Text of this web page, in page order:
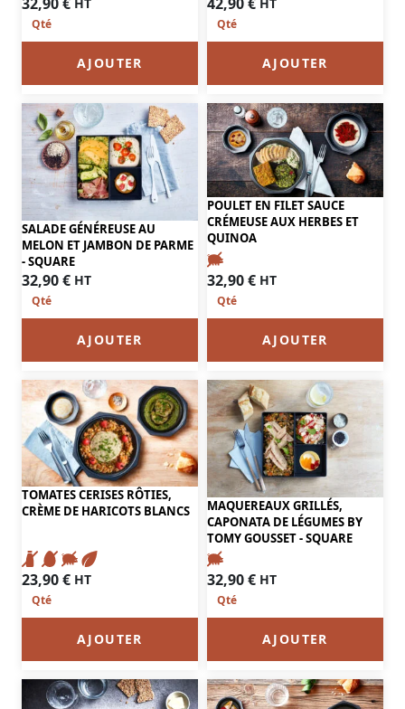
AJOUTER AJOUTER
SALADE GÉNÉREUSE AU
MELON ET JAMBON DE PARME
- SQUARE
32,90€ HT
AJOUTER
POULET EN FILET SAUCE
CRÉMEUSE AUX HERBES ET
QUINOA
32,90€ HT
AJOUTER
TOMATES CERISES RÔTIES,
CRÈME DE HARICOTS BLANCS
23,90€ HT
AJOUTER
MAQUEREAUX GRILLÉS,
CAPONATA DE LÉGUMES BY
TOMY GOUSSET - SQUARE
32,90€ HT
AJOUTER